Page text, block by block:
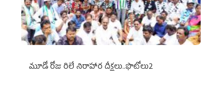
మూడో రోజు రిలే నిరాహార దీక్షలు..ఫొటోలు2